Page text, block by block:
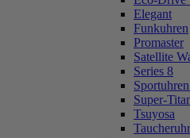
Elegant
Funkuhren
Promaster
Satellite
Series 8
Super-
Tsuyosa